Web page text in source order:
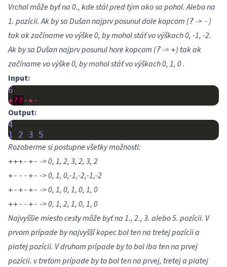
Vrchol môže byť na 0., kde stál pred tým ako sa pohol. Alebo na
1. pozícii. Ak by sa Dušan najprv posunul dole kopcom (? -> -)
tak ak začíname vo výške 0, by mohol stáť vo výškach 0, -1, -2.
Ak by sa Dušan najprv posunul hore kopcom (? ->+) tak ak
začíname vo výške 0, by mohol stáť vo výškach 0, 1, 0 .
Input:
6
+?? -+-
Output:
4
1
2 3 5
Rozoberme si postupne všetky možnosti:
+++-+- -> 0, 1, 2, 3, 2, 3, 2
+---+- -> 0, 1, 0,-1,-2,-1,-2
+-+-+- -> 0, 1, 0, 1, 0, 1, 0
++--+- -> 0, 1, 2, 1, 0, 1, 0
Najvyššie miesto cesty môže byť na 1., 2., 3. alebo 5. pozícii. V
prvom prípade by najvyšší kopec bol ten na tretej pozícii a
piatej pozícii. V druhom prípade by to bol iba ten na prvej
pozícii. v treťom prípade by to bol ten na prvej, tretej a piatej